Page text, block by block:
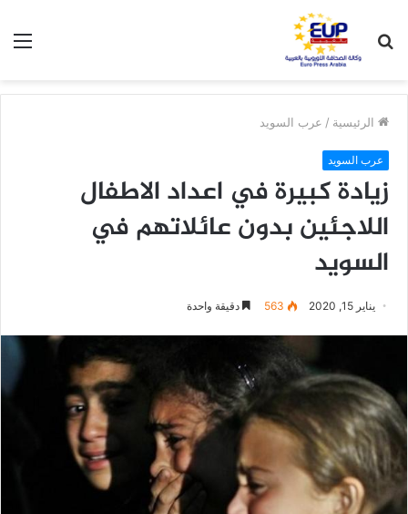
عن
الرئيسية / عرب السويد
عرب السويد
زيادة كبيرة في اعداد الاطفال
اللاجئين بدون عائلاتهم في
السويد
يناير 15, 2020 563 دقيقة واحدة